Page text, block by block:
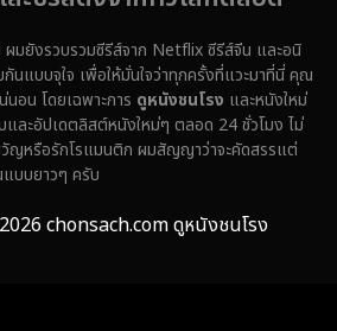
ร (316)
(14)
มยังรวบรวมซีรีส์จาก Netflix ซีรีส์จีน และอนิ
กันแบบจุใจ เพื่อให้มั่นใจว่าทุกครั้งที่แวะมาที่นี่ คุณ
นอน โดยเฉพาะการ ดูหนังชนโรง และหนังใหม่
ละอัปเดตลิสต์หนังใหม่ๆ ตลอด 24 ชั่วโมง ไม่
วัญหรือรักโรแมนติก ผมสัญญาว่าจะคัดสรรแต่
บบยาวๆ ครับ
chonsach.com ดูหนังชนโรง